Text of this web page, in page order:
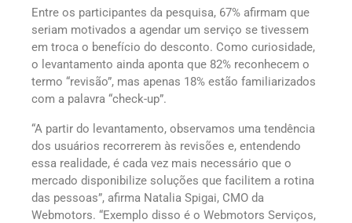
Entre os participantes da pesquisa, 67% afirmam que
seriam motivados a agendar um serviço se tivessem
em troca o benefício do desconto. Como curiosidade,
o levantamento ainda aponta que 82% reconhecem o
termo “revisão”, mas apenas 18% estão familiarizados
com a palavra “check-up”.
“A partir do levantamento, observamos uma tendência
dos usuários recorrerem às revisões e, entendendo
essa realidade, é cada vez mais necessário que o
mercado disponibilize soluções que facilitem a rotina
das pessoas”, afirma Natalia Spigai, CMO da
Webmotors. “Exemplo disso é o Webmotors Serviços,